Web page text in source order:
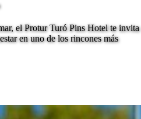
el Protur Turó Pins Hotel te invita
en uno de los rincones más